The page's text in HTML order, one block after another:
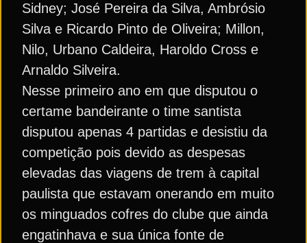
Sidney; José Pereira da Silva, Ambrósio
Silva e Ricardo Pinto de Oliveira; Millon,
Nilo, Urbano Caldeira, Haroldo Cross e
Arnaldo Silveira.
Nesse primeiro ano em que disputou o
certame bandeirante o time santista
disputou apenas 4 partidas e desistiu da
competição pois devido as despesas
elevadas das viagens de trem à capital
paulista que estavam onerando em muito
os minguados cofres do clube que ainda
engatinhava e sua única fonte de